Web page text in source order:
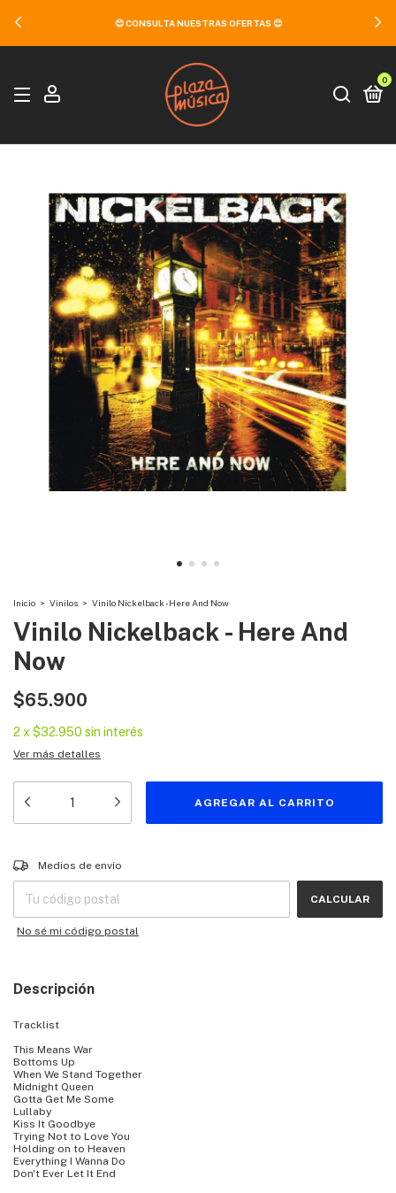
😊 CONSULTA NUESTRAS OFERTAS 😊
0
Inicio > Vinilos > Vinilo Nickelback - Here And Now
Vinilo Nickelback - Here And
Now
$65.900
2 x $32.950 sin interés
Ver más detalles
Entregas para el CP:
Medios de envío
CALCULAR
No sé mi código postal
Descripción
Tracklist
This Means War
Bottoms Up
When We Stand Together
Midnight Queen
Gotta Get Me Some
Lullaby
Kiss It Goodbye
Trying Not to Love You
Holding on to Heaven
Everything I Wanna Do
Don't Ever Let It End